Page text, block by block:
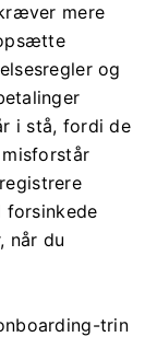
mere
og
i stå, fordi de
forsinkede
når du
trin